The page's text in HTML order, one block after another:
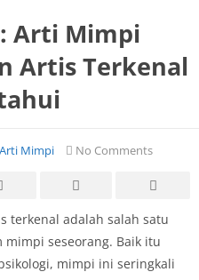
Arti Mimpi
Artis Terkenal
Arti Mimpi No Comments
terkenal adalah salah satu
seseorang. Baik itu
mimpi ini seringkali